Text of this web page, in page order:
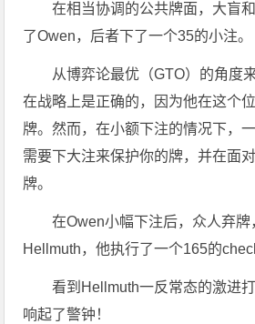
在相当协调的公共牌面，大盲
了Owen，后者下了一个35的小注。
从博弈论最优（GTO）的角度
在战略上是正确的，因为他在这个
牌。然而，在小额下注的情况下，
需要下大注来保护你的牌，并在面
牌。
在Owen小幅下注后，众人弃牌
Hellmuth，他执行了一个165的
看到Hellmuth一反常态的激进
响起了警钟！